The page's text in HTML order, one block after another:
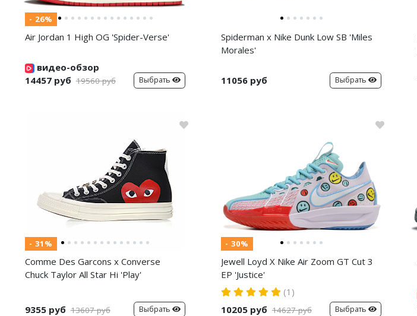
- 26%
Air Jordan 1 High OG 'Spider-Verse'
видео-обзор
14457 руб 19560 руб Выбрать
Spiderman x Nike Dunk Low SB 'Miles
Morales'
11056 руб Выбрать
- 31%
Comme Des Garcons x Converse
Chuck Taylor All Star Hi 'Play'
9355 руб 13607 руб Выбрать
- 30%
Jewell Loyd X Nike Air Zoom GT Cut 3
EP 'Justice'
(1)
10205 руб 14627 руб Выбрать